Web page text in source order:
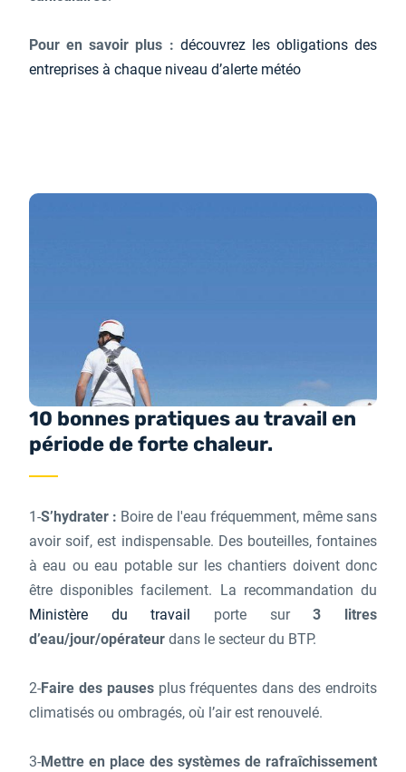
Pour en savoir plus : découvrez les obligations des
entreprises à chaque niveau d’alerte météo
10 bonnes pratiques au travail en
période de forte chaleur.
1-S’hydrater : Boire de l'eau fréquemment, même sans
avoir soif, est indispensable. Des bouteilles, fontaines
à eau ou eau potable sur les chantiers doivent donc
être disponibles facilement. La recommandation du
Ministère du travail porte sur3 litres
d’eau/jour/opérateurdans le secteur du BTP.
2-Faire des pauses plus fréquentes dans des endroits
climatisés ou ombragés, où l’air est renouvelé.
3-Mettre en place des systèmes de rafraîchissement